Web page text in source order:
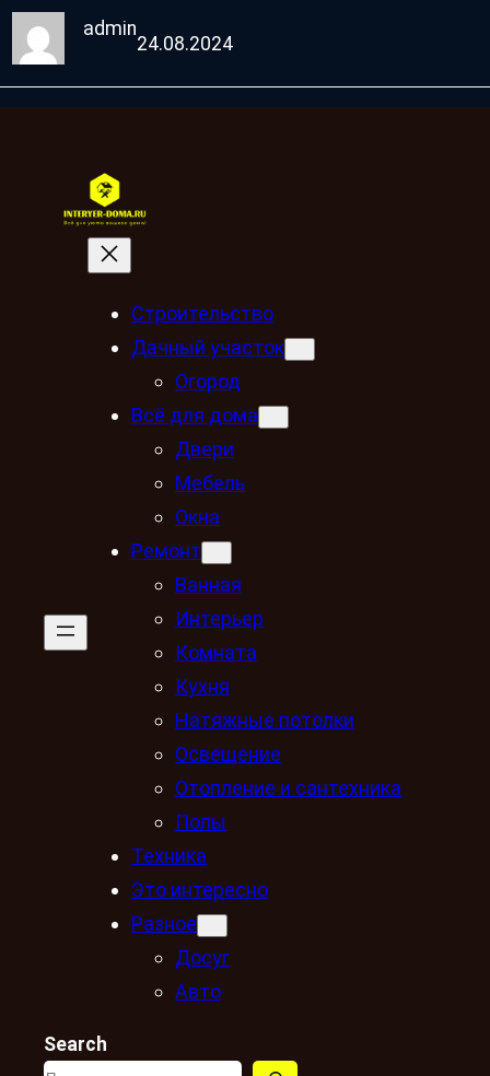
admin
24.08.2024
Строительство
Дачный участок
Огород
Всё для дома
Двери
Мебель
Окна
Ремонт
Ванная
Интерьер
Комната
Кухня
Натяжные потолки
Освещение
Отопление и сантехника
Полы
Техника
Это интересно
Разное
Досуг
Авто
Search